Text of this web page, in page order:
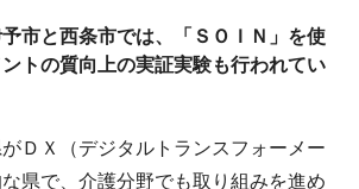
と西条市では、「ＳＯＩＮ」を使
トの質向上の実証実験も行われてい
ＤＸ（デジタルトランスフォーメー
県で、介護分野でも取り組みを進め